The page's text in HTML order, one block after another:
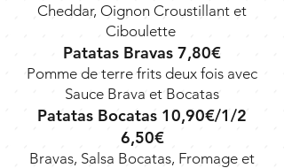
Cheddar, Oignon Croustillant et
Ciboulette
Patatas Bravas 7,80€
Pomme de terre frits deux fois avec
Sauce Brava et Bocatas
Patatas Bocatas 10,90€/1/2
6,50€
Bravas, Salsa Bocatas, Fromage et